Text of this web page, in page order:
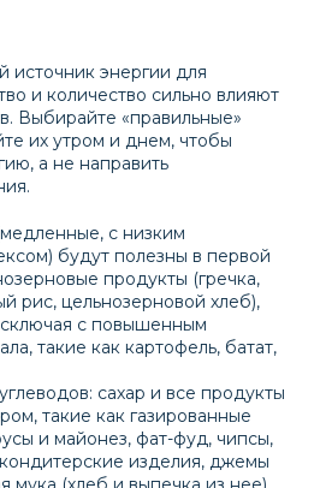
энергии для
и количество сильно влияют
Выбирайте «правильные»
их утром и днем, чтобы
а не направить
с низким
будут полезны в первой
продукты (гречка,
рис, цельнозерновой хлеб),
с повышенным
такие как картофель, батат,
сахар и все продукты
такие как газированные
и майонез, фат-фуд, чипсы,
изделия, джемы